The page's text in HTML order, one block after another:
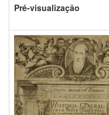
Pré-visualização